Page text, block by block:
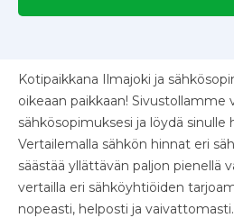
Kotipaikkana Ilmajoki ja
oikeaan paikkaan! Sivustollamme
sähkösopimuksesi ja löydä sinulle
Vertailemalla sähkön hinnat eri
säästää yllättävän paljon pienellä
vertailla eri sähköyhtiöiden
nopeasti, helposti ja